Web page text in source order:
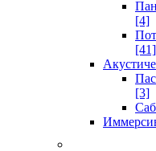
[4]
[41]
[3]